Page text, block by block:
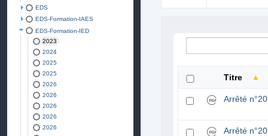
EDS
EDS-Formation-IAES
EDS-Formation-IED
2023
2024
2025
2025
2026
2026
2026
2026
2026
Titre
Arrêté
Arrêté